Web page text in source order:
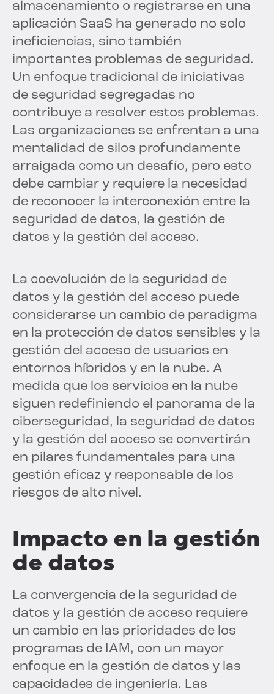
almacenamiento o registrarse en una
aplicación SaaS ha generado no solo
ineficiencias, sino también
importantes problemas de seguridad.
Un enfoque tradicional de iniciativas
de seguridad segregadas no
contribuye a resolver estos problemas.
Las organizaciones se enfrentan a una
mentalidad de silos profundamente
arraigada como un desafío, pero esto
debe cambiar y requiere la necesidad
de reconocer la interconexión entre la
seguridad de datos, la gestión de
datos y la gestión del acceso.
La coevolución de la seguridad de
datos y la gestión del acceso puede
considerarse un cambio de paradigma
en la protección de datos sensibles y la
gestión del acceso de usuarios en
entornos híbridos y en la nube. A
medida que los servicios en la nube
siguen redefiniendo el panorama de la
ciberseguridad, la seguridad de datos
y la gestión del acceso se convertirán
en pilares fundamentales para una
gestión eficaz y responsable de los
riesgos de alto nivel.
Impacto en la gestión
de datos
La convergencia de la seguridad de
datos y la gestión de acceso requiere
un cambio en las prioridades de los
programas de IAM, con un mayor
enfoque en la gestión de datos y las
capacidades de ingeniería. Las